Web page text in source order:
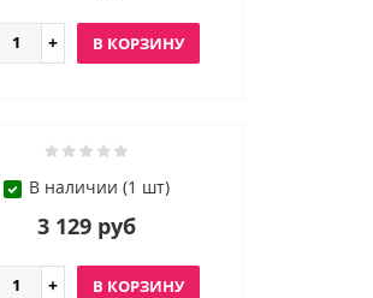
В КОРЗИНУ
В наличии (1 шт)
3 129 руб
В КОРЗИНУ